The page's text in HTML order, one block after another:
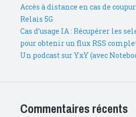
Accès à distance en cas de
Relais 5G
Cas d’usage IA : Récupérer les
pour obtenir un flux RSS
Un podcast sur YxY (avec
Commentaires récents